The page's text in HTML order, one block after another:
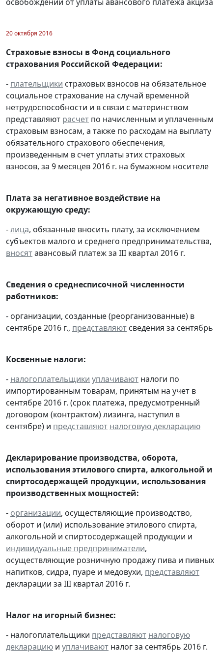
20 октября 2016
Страховые взносы в Фонд социального
страхования Российской Федерации:
- плательщики страховых взносов на обязательное
социальное страхование на случай временной
нетрудоспособности и в связи с материнством
представляют расчет по начисленным и уплаченным
страховым взносам, а также по расходам на выплату
обязательного страхового обеспечения,
произведенным в счет уплаты этих страховых
взносов, за 9 месяцев 2016 г. на бумажном носителе
Плата за негативное воздействие на
окружающую среду:
-лица, обязанные вносить плату, за исключением
субъектов малого и среднего предпринимательства,
вносятавансовый платеж за III квартал 2016 г.
Сведения о среднесписочной численности
работников:
- организации, созданные (реорганизованные) в
сентябре 2016 г., представляют сведения за сентябрь
Косвенные налоги:
- налогоплательщики уплачивают налоги по
импортированным товарам, принятым на учет в
сентябре 2016 г. (срок платежа, предусмотренный
договором (контрактом) лизинга, наступил в
сентябре) и представляют налоговую декларацию
Декларирование производства, оборота,
использования этилового спирта, алкогольной и
спиртосодержащей продукции, использования
производственных мощностей:
- организации, осуществляющие производство,
оборот и (или) использование этилового спирта,
алкогольной и спиртосодержащей продукции и
индивидуальные предприниматели,
осуществляющие розничную продажу пива и пивных
напитков, сидра, пуаре и медовухи, представляют
декларации за III квартал 2016 г.
Налог на игорный бизнес:
- налогоплательщики представляют налоговую
декларацию и уплачивают налог за сентябрь 2016 г.